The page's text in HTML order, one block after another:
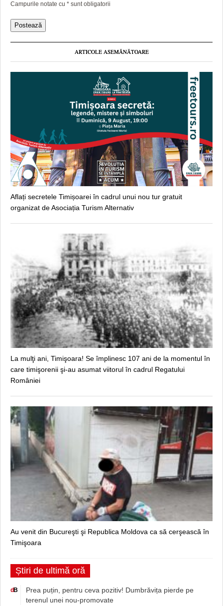
Campurile notate cu * sunt obligatorii
ARTICOLE ASEMĂNĂTOARE
Aflați secretele Timișoarei în cadrul unui nou tur gratuit
organizat de Asociația Turism Alternativ
La mulţi ani, Timişoara! Se împlinesc 107 ani de la momentul în
care timişorenii şi-au asumat viitorul în cadrul Regatului
României
Au venit din Bucureşti şi Republica Moldova ca să cerşească în
Timişoara
Știri de ultimă oră
dB
Prea puțin, pentru ceva pozitiv! Dumbrăvița pierde pe
terenul unei nou-promovate